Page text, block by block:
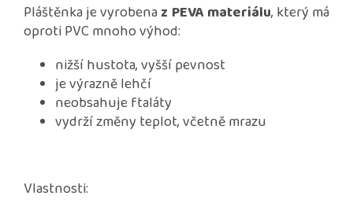
Pláštěnka je vyrobenaz PEVA materiálu, který má
oproti PVC mnoho výhod:
nižší hustota, vyšší pevnost
je výrazně lehčí
neobsahuje ftaláty
vydrží změny teplot, včetně mrazu
Vlastnosti: